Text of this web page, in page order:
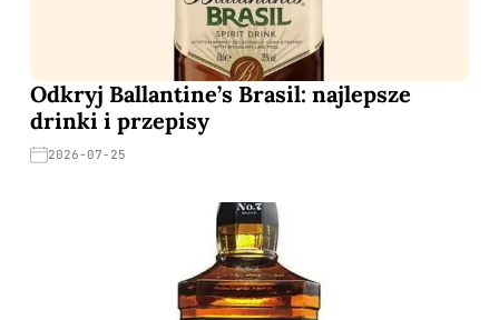
Odkryj Ballantine’s Brasil: najlepsze
drinki i przepisy
2026-07-25